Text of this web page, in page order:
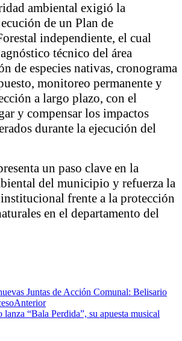
ambiental exigió la
de un Plan de
independiente, el cual
técnico del área
de especies nativas, cronograma
monitoreo permanente y
a largo plazo, con el
y compensar los impactos
durante la ejecución del
un paso clave en la
del municipio y refuerza la
frente a la protección
en el departamento del
Juntas de Acción Comunal: Belisario
Anterior
“Bala Perdida”, su apuesta musical